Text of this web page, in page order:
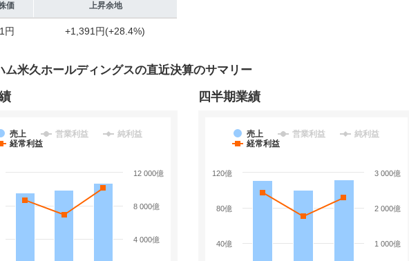
価 上昇余地
円 +1,391円(+28.4%)
ム米久ホールディングスの直近決算のサマリー
売上 営業利益
純利益
経常利益
4 000億
8 000億
12 000億
四半期業績
売上 営業利益
純利益
経常利益
1 000億
2 000億
3 000億
40億
80億
120億